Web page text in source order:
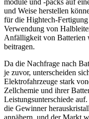
module und -packs auf
und Weise herstellen
für die Hightech-
Verwendung von
Anfälligkeit von Batterien
beitragen.
Da die Nachfrage nach
je zuvor, unterscheiden
Elektrofahrzeuge stark
Zellchemie und ihrer
Leistungsunterschiede
die Gewinner
annähern, und der Markt